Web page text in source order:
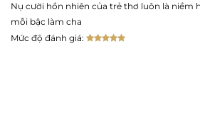
Nụ cười hồn nhiên của trẻ thơ luôn là niềm
mỗi bậc làm cha
Mức độ đánh giá: